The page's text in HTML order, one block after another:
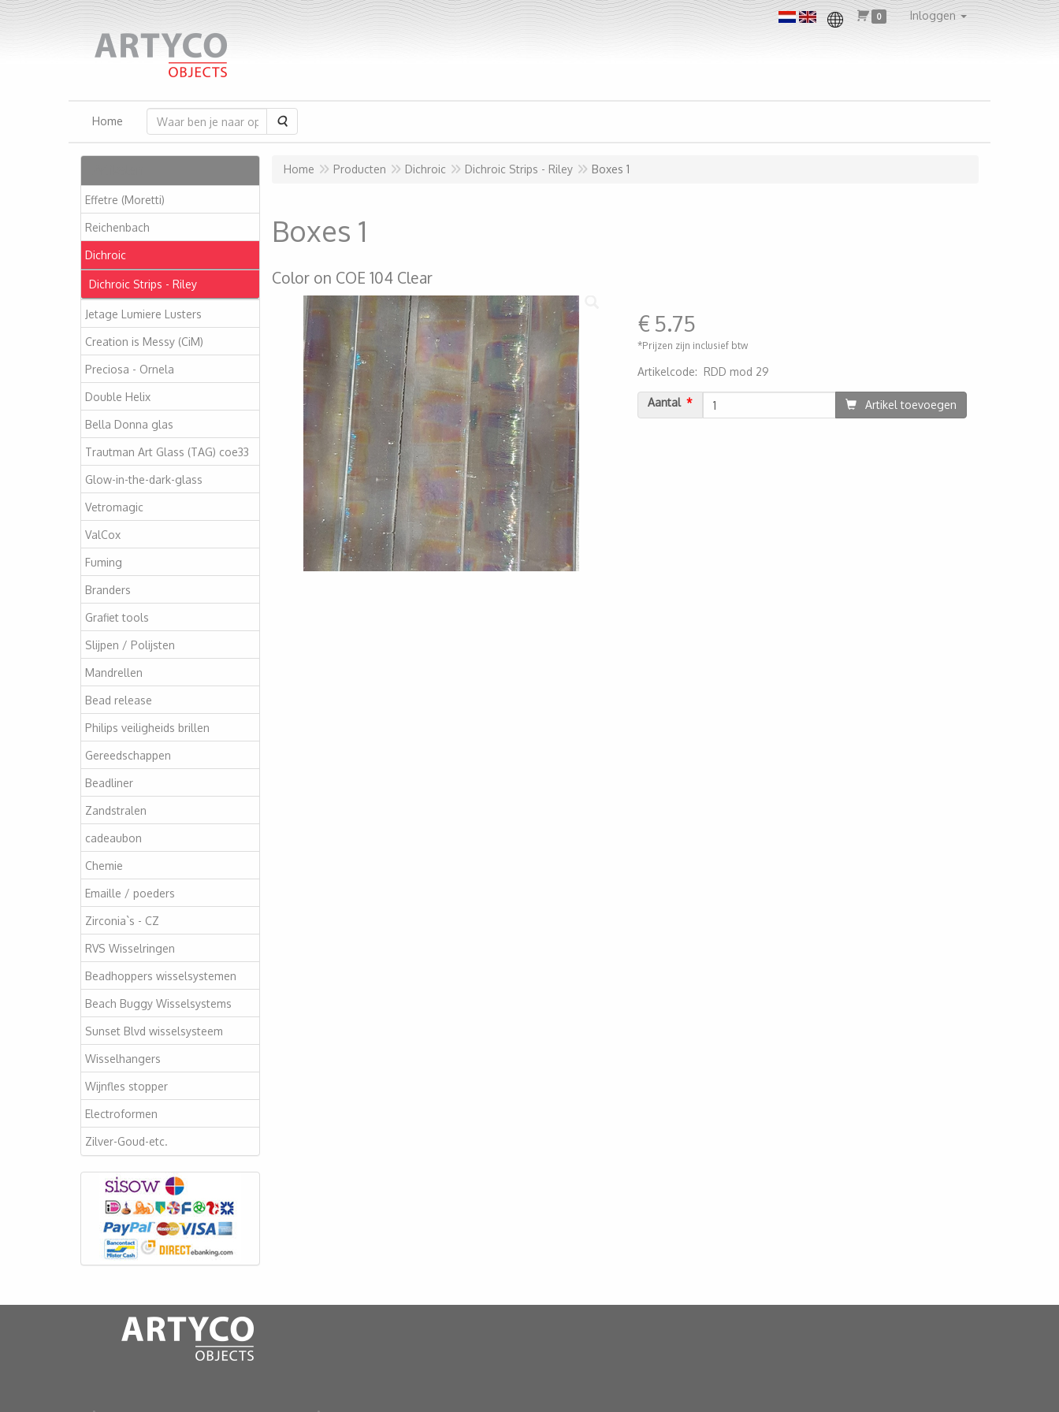
0 Inloggen
Home Zoeken
Effetre (Moretti)
Reichenbach
Dichroic
Dichroic Strips - Riley
Jetage Lumiere Lusters
Creation is Messy (CiM)
Preciosa - Ornela
Double Helix
Bella Donna glas
Trautman Art Glass (TAG) coe33
Glow-in-the-dark-glass
Vetromagic
ValCox
Fuming
Branders
Grafiet tools
Slijpen / Polijsten
Mandrellen
Bead release
Philips veiligheids brillen
Gereedschappen
Beadliner
Zandstralen
cadeaubon
Chemie
Emaille / poeders
Zirconia`s - CZ
RVS Wisselringen
Beadhoppers wisselsystemen
Beach Buggy Wisselsystems
Sunset Blvd wisselsysteem
Wisselhangers
Wijnfles stopper
Electroformen
Zilver-Goud-etc.
Home Producten Dichroic Dichroic Strips - Riley Boxes 1
Boxes 1
Color on COE 104 Clear
€ 5.75
*Prijzen zijn inclusief btw
Artikelcode: RDD mod 29
Aantal
Artikel toevoegen
. .